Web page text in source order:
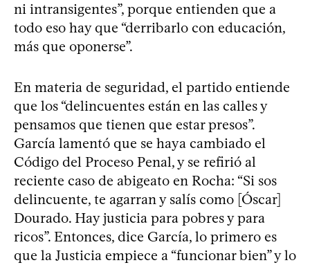
ni intransigentes”, porque entienden que a
todo eso hay que “derribarlo con educación,
más que oponerse”.
En materia de seguridad, el partido entiende
que los “delincuentes están en las calles y
pensamos que tienen que estar presos”.
García lamentó que se haya cambiado el
Código del Proceso Penal, y se refirió al
reciente caso de abigeato en Rocha: “Si sos
delincuente, te agarran y salís como [Óscar]
Dourado. Hay justicia para pobres y para
ricos”. Entonces, dice García, lo primero es
que la Justicia empiece a “funcionar bien” y lo